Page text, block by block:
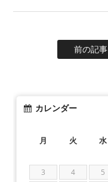
前の記事
カレンダー
月 火 水
3
4 5